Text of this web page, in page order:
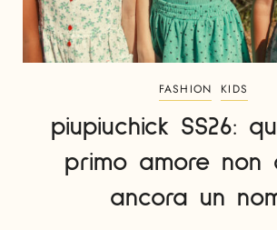
FASHION KIDS
piupiuchick SS26:
primo amore non
ancora un